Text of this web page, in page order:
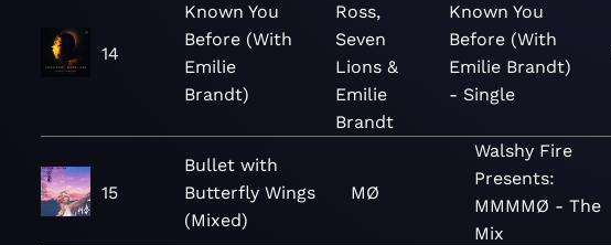
14
Known You
Before (With
Emilie
Brandt)
Ross,
Seven
Lions &
Emilie
Brandt
Known You
Before (With
Emilie Brandt)
- Single
15
Bullet with
Butterfly Wings
(Mixed)
MØ
Walshy Fire
Presents:
MMMMØ - The
Mix